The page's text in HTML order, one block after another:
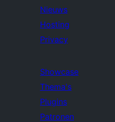
Nieuws
Hosting
Privacy
Showcase
Thema's
Plugins
Patronen